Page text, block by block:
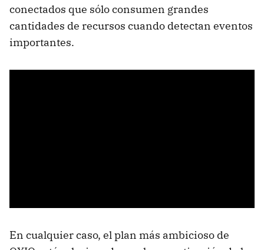
conectados que sólo consumen grandes
cantidades de recursos cuando detectan eventos
importantes.
En cualquier caso, el plan más ambicioso de